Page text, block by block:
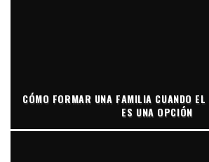
CÓMO FORMAR UNA FAMILIA CUANDO
ES UNA OPCIÓN